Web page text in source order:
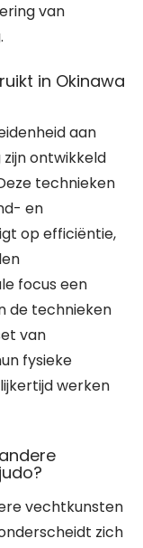
van
in Okinawa
aan
ontwikkeld
technieken
en
op efficiëntie,
focus een
de technieken
van
fysieke
werken
vechtkunsten
zich